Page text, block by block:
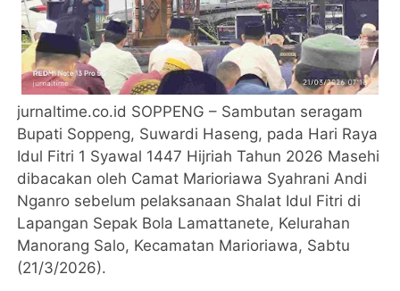
jurnaltime.co.id SOPPENG – Sambutan seragam
Bupati Soppeng, Suwardi Haseng, pada Hari Raya
Idul Fitri 1 Syawal 1447 Hijriah Tahun 2026 Masehi
dibacakan oleh Camat Marioriawa Syahrani Andi
Nganro sebelum pelaksanaan Shalat Idul Fitri di
Lapangan Sepak Bola Lamattanete, Kelurahan
Manorang Salo, Kecamatan Marioriawa, Sabtu
(21/3/2026).